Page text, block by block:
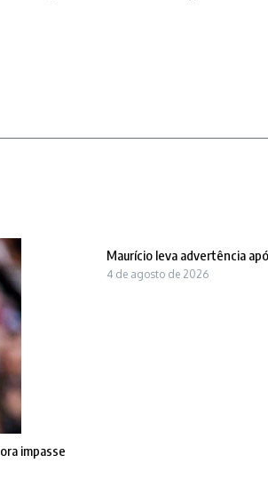
impasse
Maurício leva advertência
4 de agosto de 2026